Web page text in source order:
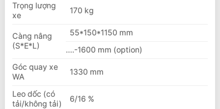
Trọng lượng
xe
170 kg
Càng nâng
(S*E*L)
55*150*1150 mm
….-1600 mm (option)
Góc quay xe
WA
1330 mm
Leo dốc (có
tải/không tải)
6/16 %